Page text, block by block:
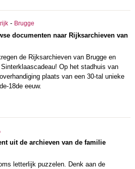
- Brugge
documenten naar Rijksarchieven van
de Rijksarchieven van Brugge en
Op het stadhuis van
plaats van een 30-tal unieke
18de eeuw.
uit de archieven van de familie
letterlijk puzzelen. Denk aan de